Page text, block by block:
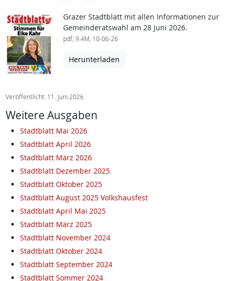
Grazer Stadtblatt mit allen Informationen zur
Gemeinderatswahl am 28 Juni 2026.
pdf, 9.4M, 10-06-26
Herunterladen
Veröffentlicht: 11. Juni 2026
Weitere Ausgaben
Stadtblatt Mai 2026
Stadtblatt April 2026
Stadtblatt März 2026
Stadtblatt Dezember 2025
Stadtblatt Oktober 2025
Stadtblatt August 2025 Volkshausfest
Stadtblatt April Mai 2025
Stadtblatt März 2025
Stadtblatt November 2024
Stadtblatt Oktober 2024
Stadtblatt September 2024
Stadtblatt Sommer 2024